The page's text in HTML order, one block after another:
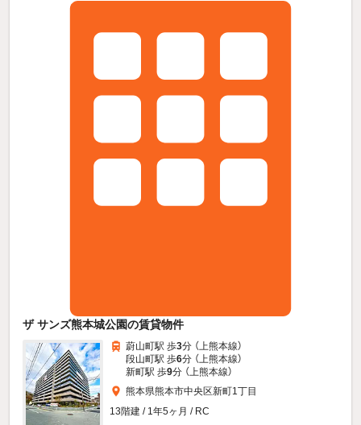
ザ サンズ熊本城公園の賃貸物件
蔚山町駅 歩3分 （上熊本線）
段山町駅 歩6分 （上熊本線）
新町駅 歩9分 （上熊本線）
熊本県熊本市中央区新町1丁目
13階建 / 1年5ヶ月 / RC